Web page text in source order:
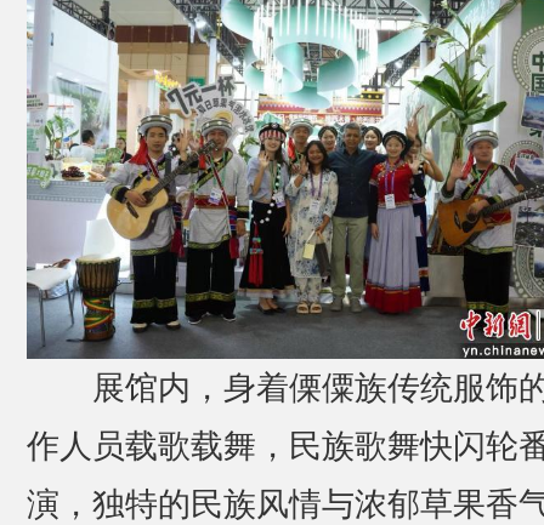
展馆内，身着傈僳族传统服饰
作人员载歌载舞，民族歌舞快闪轮
演，独特的民族风情与浓郁草果香